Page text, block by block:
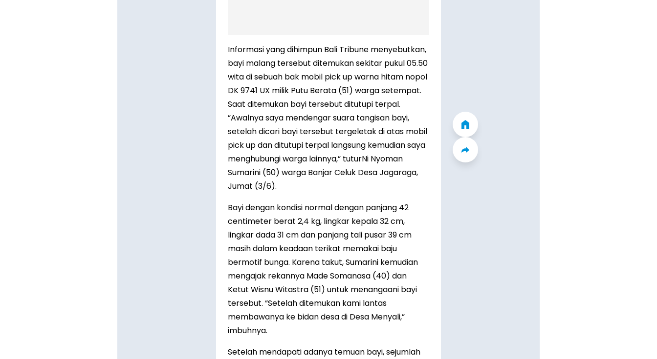
Informasi yang dihimpun Bali Tribune menyebutkan,
bayi malang tersebut ditemukan sekitar pukul 05.50
wita di sebuah bak mobil pick up warna hitam nopol
DK 9741 UX milik Putu Berata (51) warga setempat.
Saat ditemukan bayi tersebut ditutupi terpal.
”Awalnya saya mendengar suara tangisan bayi,
setelah dicari bayi tersebut tergeletak di atas mobil
pick up dan ditutupi terpal langsung kemudian saya
menghubungi warga lainnya,” tuturNi Nyoman
Sumarini (50) warga Banjar Celuk Desa Jagaraga,
Jumat (3/6).
Bayi dengan kondisi normal dengan panjang 42
centimeter berat 2,4 kg, lingkar kepala 32 cm,
lingkar dada 31 cm dan panjang tali pusar 39 cm
masih dalam keadaan terikat memakai baju
bermotif bunga. Karena takut, Sumarini kemudian
mengajak rekannya Made Somanasa (40) dan
Ketut Wisnu Witastra (51) untuk menangaani bayi
tersebut. ”Setelah ditemukan kami lantas
membawanya ke bidan desa di Desa Menyali,”
imbuhnya.
Setelah mendapati adanya temuan bayi, sejumlah